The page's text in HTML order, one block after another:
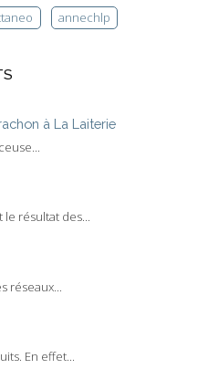
annechlp
à La Laiterie
le résultat des...
En effet...